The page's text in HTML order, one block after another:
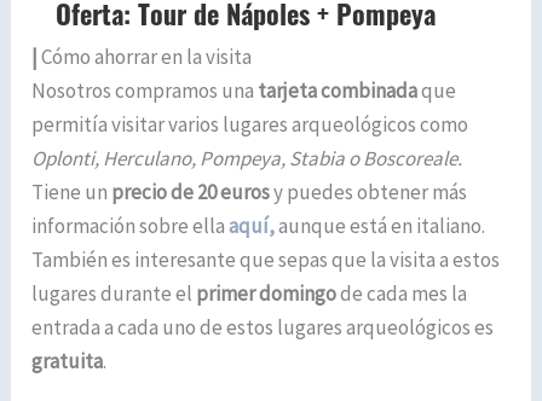
|Cómo ahorrar en la visita
Nosotros compramos una tarjeta combinadaque
permitía visitar varios lugares arqueológicos como
Oplonti, Herculano, Pompeya, Stabia o Boscoreale.
Tiene un precio de 20 eurosy puedes obtener más
información sobre ellaaquí,aunque está en italiano.
También es interesante que sepas que la visita a estos
lugares durante el primer domingode cada mes la
entrada a cada uno de estos lugares arqueológicos es
gratuita.